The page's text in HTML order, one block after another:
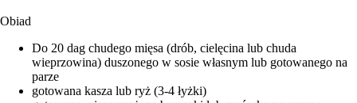
Obiad
Do 20 dag chudego mięsa (drób, cielęcina lub chuda
wieprzowina) duszonego w sosie własnym lub gotowanego na
parze
gotowana kasza lub ryż (3-4 łyżki)